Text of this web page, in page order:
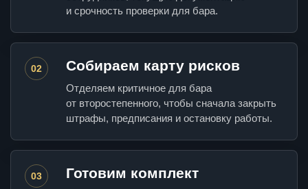
и срочность проверки для бара.
02 Собираем карту рисков
Отделяем критичное для бара
от второстепенного, чтобы сначала закрыть
штрафы, предписания и остановку работы.
03 Готовим комплект